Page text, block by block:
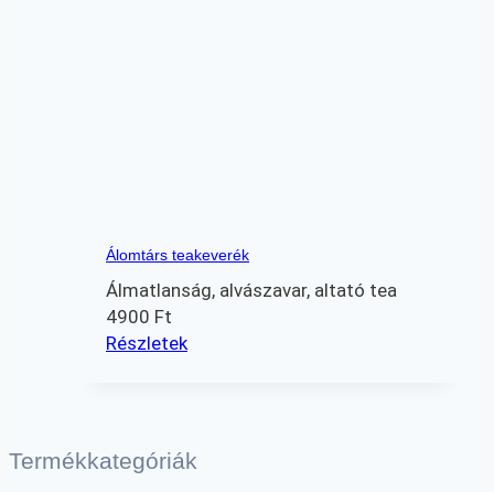
Álomtárs teakeverék
Álmatlanság, alvászavar, altató tea
4900 Ft
Részletek
Termékkategóriák